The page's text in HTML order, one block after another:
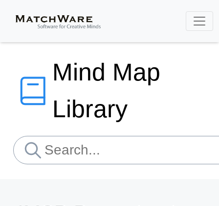
Mind Map
Library